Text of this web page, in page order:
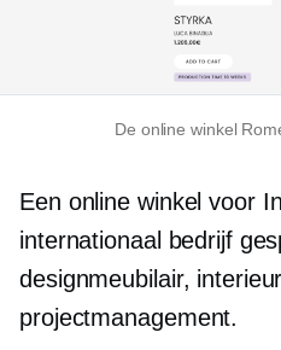
De online winkel
Een online winkel voor
internationaal bedrijf
designmeubilair,
projectmanagement.